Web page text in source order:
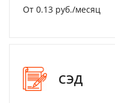
От 0.13 руб./месяц
СЭД